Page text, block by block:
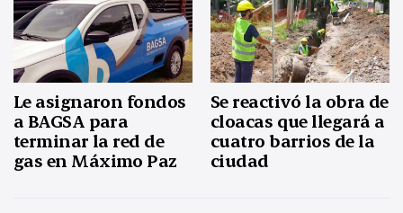
Le asignaron fondos
a BAGSA para
terminar la red de
gas en Máximo Paz
Se reactivó la obra de
cloacas que llegará a
cuatro barrios de la
ciudad